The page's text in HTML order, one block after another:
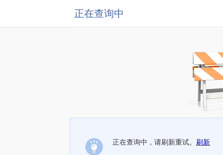
正在查询中
正在查询中，请刷新重试。 刷新